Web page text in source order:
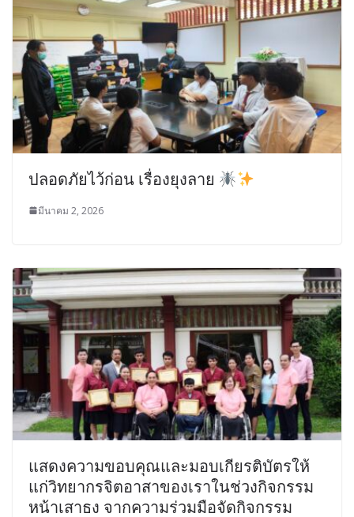
ปลอดภัยไว้ก่อน เรื่องยุงลาย
มีนาคม 2, 2026
แสดงความขอบคุณและมอบเกียรติบัตรให้
แก่วิทยากรจิตอาสาของเราในช่วงกิจกรรม
หน้าเสาธง จากความร่วมมือจัดกิจกรรม